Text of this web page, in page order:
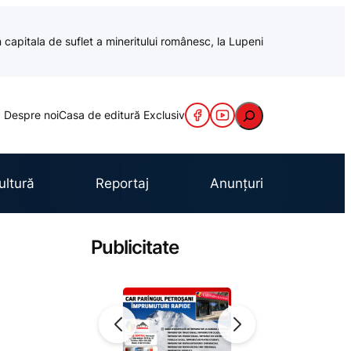
de suflet a mineritului românesc, la Lupeni
Despre noiCasa de editură Exclusiv Caută
Reportaj Anunțuri
Publicitate